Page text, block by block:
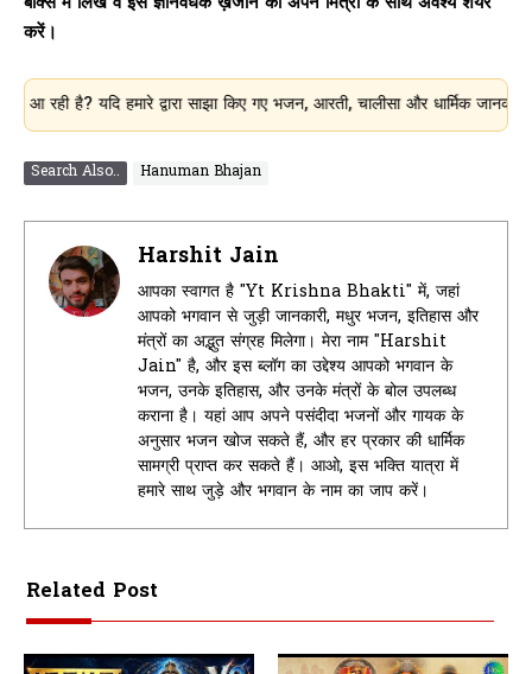
करें।
यदि हमारे द्वारा साझा किए गए भजन, आरती, चालीसा और धार्मिक जानकारी
Search Also.. Hanuman Bhajan
Harshit Jain
आपका स्वागत है "Yt Krishna Bhakti" में, जहां
आपको भगवान से जुड़ी जानकारी, मधुर भजन, इतिहास और
मंत्रों का अद्भुत संग्रह मिलेगा। मेरा नाम "Harshit
Jain" है, और इस ब्लॉग का उद्देश्य आपको भगवान के
भजन, उनके इतिहास, और उनके मंत्रों के बोल उपलब्ध
कराना है। यहां आप अपने पसंदीदा भजनों और गायक के
अनुसार भजन खोज सकते हैं, और हर प्रकार की धार्मिक
सामग्री प्राप्त कर सकते हैं। आओ, इस भक्ति यात्रा में
हमारे साथ जुड़े और भगवान के नाम का जाप करें।
Related Post